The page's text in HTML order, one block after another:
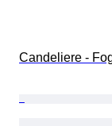
Candeliere -